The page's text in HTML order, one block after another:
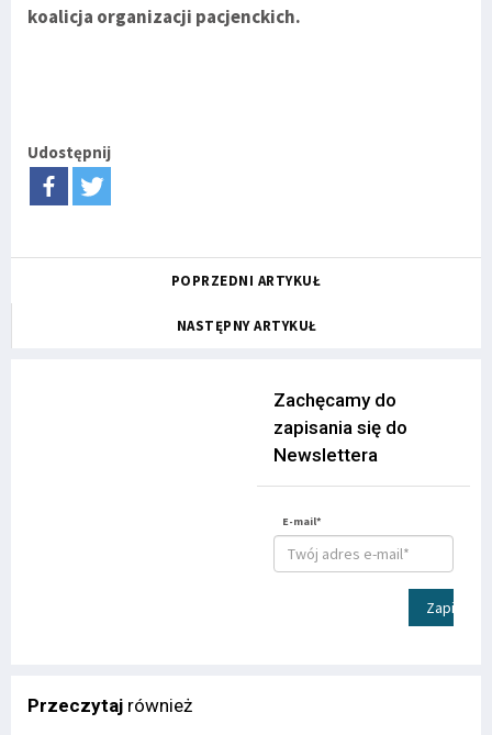
koalicja organizacji pacjenckich.
Udostępnij
POPRZEDNI ARTYKUŁ
NASTĘPNY ARTYKUŁ
Zachęcamy do
zapisania się do
Newslettera
E-mail*
Zapisz
Przeczytaj również